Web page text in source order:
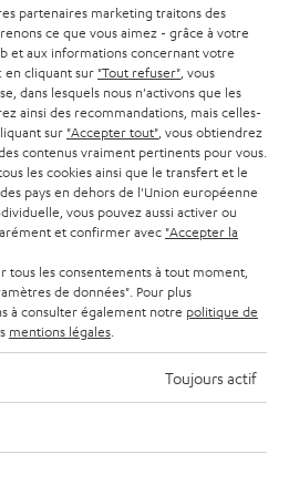
CINEMA
partenaires marketing traitons des
ce que vous aimez - grâce à votre
et aux informations concernant votre
en cliquant sur "Tout refuser" , vous
dans lesquels nous n'activons que les
ainsi des recommandations, mais celles-
sur "Accepter tout" , vous obtiendrez
contenus vraiment pertinents pour vous.
les cookies ainsi que le transfert et le
pays en dehors de l'Union européenne
vous pouvez aussi activer ou
et confirmer avec "Accepter la
tous les consentements à tout moment,
de données". Pour plus
à consulter également notre politique de
mentions légales
Toujours actif